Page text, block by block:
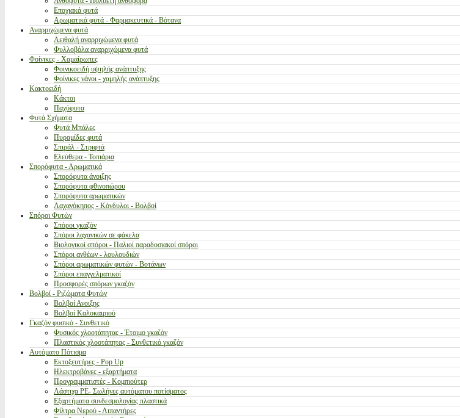
Εποχιακά φυτά
Αρωματικά φυτά - Φαρμακευτικά - Βότανα
Αναρριχώμενα φυτά
Αειθαλή αναρριχώμενα φυτά
Φυλλοβόλα αναρριχώμενα φυτά
Φοίνικες - Χαμαίρωπες
Φοινικοειδή υψηλής ανάπτυξης
Φοίνικες νάνοι - χαμηλής ανάπτυξης
Κακτοειδή
Κάκτοι
Παχύφυτα
Φυτά Σχήματα
Φυτά Μπάλες
Πυραμίδες φυτά
Σπιράλ - Στριφτά
Ελεύθερα - Τοπιάρια
Σπορόφυτα - Αρωματικά
Σπορόφυτα άνοιξης
Σπορόφυτα φθινοπώρου
Σπορόφυτα αρωματικών
Λαχανόκηπος - Κόνδυλοι - Βολβοί
Σπόροι Φυτών
Σπόροι γκαζόν
Σπόροι λαχανικών σε φάκελα
Βιολογικοί σπόροι - Παλιοί παραδοσιακοί σπόροι
Σπόροι ανθέων - λουλουδιών
Σπόροι αρωματικών φυτών - Βοτάνων
Σπόροι επαγγελματικοί
Προσφορές σπόρων γκαζόν
Βολβοί - Ριζώματα Φυτών
Βολβοί Ανοιξης
Βολβοί Καλοκαιριού
Γκαζόν φυσικό - Συνθετικό
Φυσικός χλοοτάπητας - Έτοιμο γκαζόν
Πλαστικός χλοοτάπητας - Συνθετικό γκαζόν
Αυτόματο Πότισμα
Εκτοξευτήρες - Pop Up
Ηλεκτροβάνες - εξαρτήματα
Προγραμματιστές - Κομπιούτερ
Λάστιχα PE- Σωλήνες αυτόματου ποτίσματος
Εξαρτήματα συνδεσμολογίας πλαστικά
Φίλτρα Νερού - Λιπαντήρες